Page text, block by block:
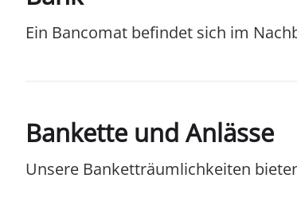
Ein Bancomat befindet sich im
Bankette und Anlässe
Unsere Banketträumlichkeiten